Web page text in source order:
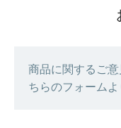
商品に関するご
ちらのフォームよ